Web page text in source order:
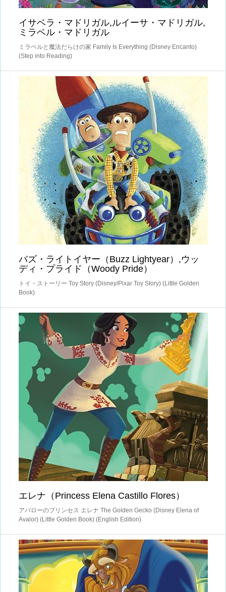
イサベラ・マドリガル,ルイーサ・マドリガル,
ミラベル・マドリガル
ミラベルと魔法だらけの家 Family Is Everything (Disney Encanto)
(Step into Reading)
バズ・ライトイヤー（Buzz Lightyear）,ウッ
ディ・プライド（Woody Pride）
トイ・ストーリー Toy Story (Disney/Pixar Toy Story) (Little Golden
Book)
エレナ（Princess Elena Castillo Flores）
アバローのプリンセス エレナ The Golden Gecko (Disney Elena of
Avalor) (Little Golden Book) (English Edition)